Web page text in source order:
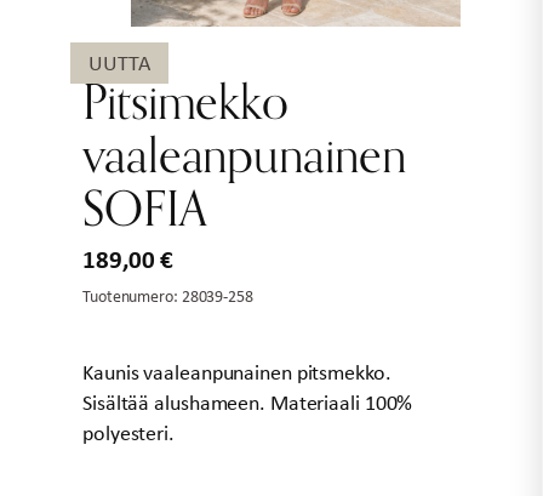
UUTTA
Pitsimekko
vaaleanpunainen
SOFIA
189,00€
Tuotenumero: 28039-258
Kaunis vaaleanpunainen pitsmekko.
Sisältää alushameen. Materiaali 100%
polyesteri.